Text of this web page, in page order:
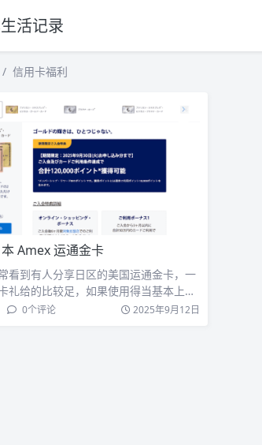
活记录
信用卡福利
Amex 运通金卡
看到有人分享日区的美国运通金卡，一
礼给的比较足，如果使用得当基本上能
0个评论 2025年9月12日